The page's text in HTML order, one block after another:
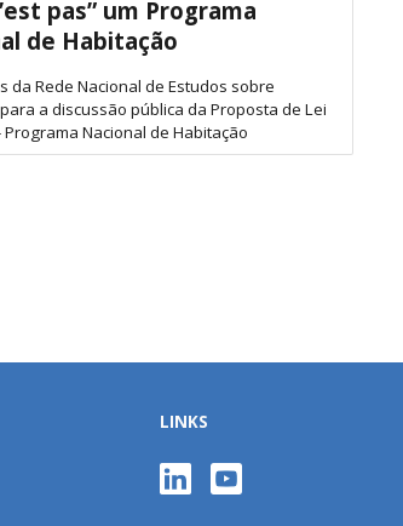
pas” um Programa
de Habitação
da Rede Nacional de Estudos sobre
a discussão pública da Proposta de Lei
Programa Nacional de Habitação
LINKS